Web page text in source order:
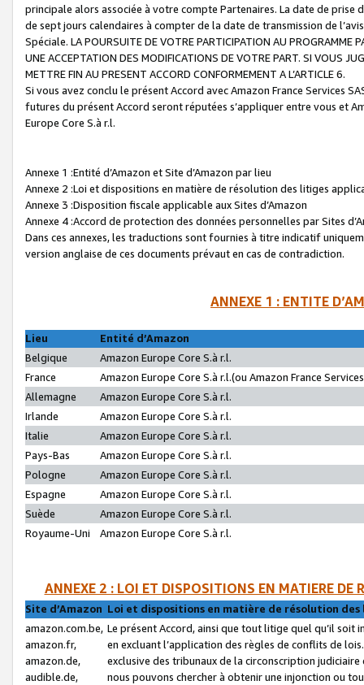
principale alors associée à votre compte Partenaires. La date de
de sept jours calendaires à compter de la date de transmission de
Spéciale. LA POURSUITE DE VOTRE PARTICIPATION AU PROGRAMME
UNE ACCEPTATION DES MODIFICATIONS DE VOTRE PART. SI VOUS
METTRE FIN AU PRESENT ACCORD CONFORMEMENT A L’ARTICLE 6.
Si vous avez conclu le présent Accord avec Amazon France Services
futures du présent Accord seront réputées s’appliquer entre vous et
Europe Core S.à r.l.
Annexe 1 :Entité d’Amazon et Site d’Amazon par lieu
Annexe 2 :Loi et dispositions en matière de résolution des litiges
Annexe 3 :Disposition fiscale applicable aux Sites d’Amazon
Annexe 4 :Accord de protection des données personnelles par Sites
Dans ces annexes, les traductions sont fournies à titre indicatif
version anglaise de ces documents prévaut en cas de contradiction.
ANNEXE 1 : ENTITE
Lieu
Entité d’Amazon
Belgique
Amazon Europe Core S.à r.l.
France
Amazon Europe Core S.à r.l.(ou Amazon France
Allemagne
Amazon Europe Core S.à r.l.
Irlande
Amazon Europe Core S.à r.l.
Italie
Amazon Europe Core S.à r.l.
Pays-Bas
Amazon Europe Core S.à r.l.
Pologne
Amazon Europe Core S.à r.l.
Espagne
Amazon Europe Core S.à r.l.
Suède
Amazon Europe Core S.à r.l.
Royaume-Uni
Amazon Europe Core S.à r.l.
ANNEXE 2 : LOI ET DISPOSITIONS EN MATIERE DE
Site d’Amazon Loi et dispositions en matière de résolution
amazon.com.be,
amazon.fr,
amazon.de,
audible.de,
Le présent Accord, ainsi que tout litige quel qu’il soit
en excluant l’application des règles de conflits de
exclusive des tribunaux de la circonscription
nous pouvons chercher à obtenir une injonction ou